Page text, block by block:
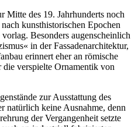
Mitte des 19. Jahrhunderts noch
kunsthistorischen Epochen
Besonders augenscheinlich
in der Fassadenarchitektur,
erinnert eher an römische
die verspielte Ornamentik von
zur Ausstattung des
natürlich keine Ausnahme, denn
der Vergangenheit setzte